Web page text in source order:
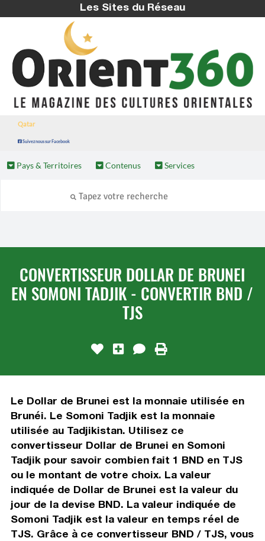
Les Sites du Réseau
Qatar
Suivez nous sur Facebook
Pays & Territoires Contenus Services
CONVERTISSEUR DOLLAR DE BRUNEI
EN SOMONI TADJIK - CONVERTIR BND /
TJS
Le Dollar de Brunei est la monnaie utilisée en
Brunéi. Le Somoni Tadjik est la monnaie
utilisée au Tadjikistan. Utilisez ce
convertisseur Dollar de Brunei en Somoni
Tadjik pour savoir combien fait 1 BND en TJS
ou le montant de votre choix. La valeur
indiquée de Dollar de Brunei est la valeur du
jour de la devise BND. La valeur indiquée de
Somoni Tadjik est la valeur en temps réel de
TJS. Grâce à ce convertisseur BND / TJS, vous